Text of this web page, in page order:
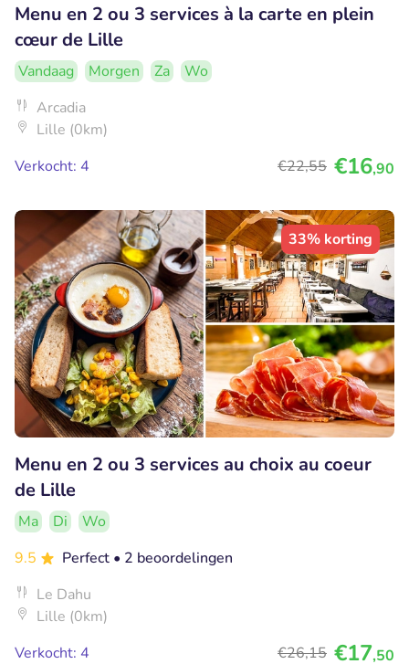
Menu en 2 ou 3 services à la carte en plein
cœur de Lille
Vandaag Morgen Za
Wo
Arcadia
Lille (0km)
Verkocht: 4
€22,55 €16,90
33% korting
Menu en 2 ou 3 services au choix au coeur
de Lille
Ma Di
Wo
9.5
Perfect • 2 beoordelingen
Le Dahu
Lille (0km)
Verkocht: 4
€26,15 €17,50